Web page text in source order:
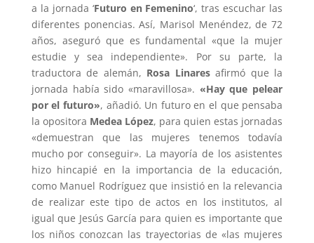
a la jornada ‘Futuro en Femenino‘, tras escuchar las
diferentes ponencias. Así, Marisol Menéndez, de 72
años, aseguró que es fundamental «que la mujer
estudie y sea independiente». Por su parte, la
traductora de alemán, Rosa Linaresafirmó que la
jornada había sido «maravillosa». «Hay que pelear
por el futuro», añadió. Un futuro en el que pensaba
la opositora Medea López, para quien estas jornadas
«demuestran que las mujeres tenemos todavía
mucho por conseguir». La mayoría de los asistentes
hizo hincapié en la importancia de la educación,
como Manuel Rodríguez que insistió en la relevancia
de realizar este tipo de actos en los institutos, al
igual que Jesús García para quien es importante que
los niños conozcan las trayectorias de «las mujeres